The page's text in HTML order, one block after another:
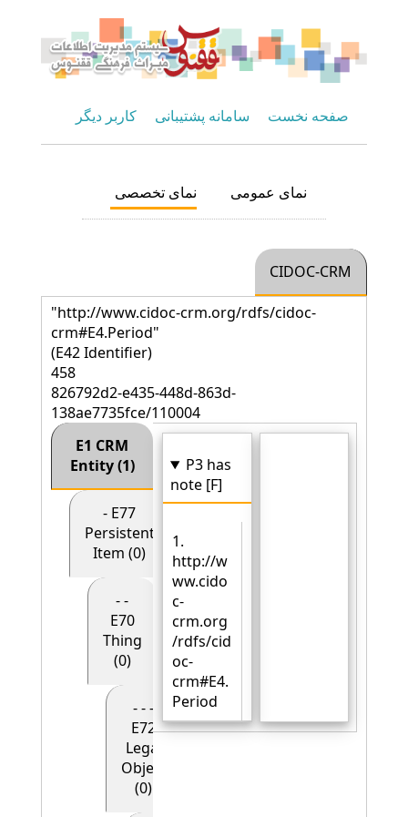
صفحه نخست سامانه پشتیبانی کاربر دیگر
نمای عمومی نمای تخصصی
CIDOC-CRM
"http://www.cidoc-crm.org/rdfs/cidoc-
crm#E4.Period"
(E42 Identifier)
458
826792d2-e435-448d-863d-
138ae7735fce/110004
E1 CRM
Entity (1)
- E77
Persistent
Item (0)
- -
E70
Thing
(0)
- - -
E72
Legal
Object
(0)
P3 has
note [F]
1.
http://w
ww.cido
c-
crm.org
/rdfs/cid
oc-
crm#E4.
Period